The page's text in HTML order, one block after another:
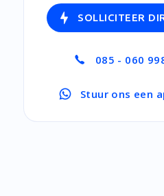
SOLLICITEER
085 - 060
Stuur ons een